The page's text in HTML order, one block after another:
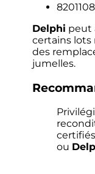
Delphi peut
certains
des
jumelles.
certifiés
ou